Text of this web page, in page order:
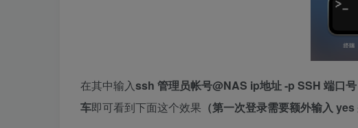
在其中输入ssh 管理员帐号@NAS ip地址-p SSH 端口号
车即可看到下面这个效果 （第一次登录需要额外输入 yes